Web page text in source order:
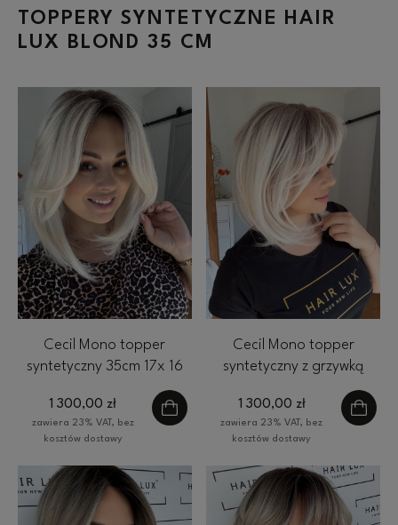
TOPPERY SYNTETYCZNE HAIR
LUX BLOND 35 CM
Cecil Mono topper
syntetyczny 35cm 17x 16
cm HairLux platynowy
blond
1 300,00 zł
zawiera 23% VAT, bez
kosztów dostawy
Cecil Mono topper
syntetyczny z grzywką
35cm 17x 16 cm HairLux
platynowy blond
1 300,00 zł
zawiera 23% VAT, bez
kosztów dostawy